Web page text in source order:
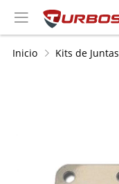
Inicio Kits de Juntas